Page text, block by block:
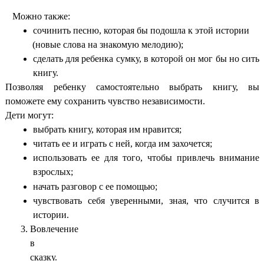
Можно также:
сочинить песню, которая бы подошла к этой истории
(новые слова на знакомую мелодию);
сделать для ребенка сумку, в которой он мог бы но сить
книгу.
Позволяя ребенку самостоятельно выбрать книгу, вы
поможете ему сохранить чувство независимости.
Дети могут:
выбрать книгу, которая им нравится;
читать ее и играть с ней, когда им захочется;
использовать ее для того, чтобы привлечь внимание
взрослых;
начать разговор с ее помощью;
чувствовать себя уверенными, зная, что случится в
истории.
Вовлечение
в
сказку.